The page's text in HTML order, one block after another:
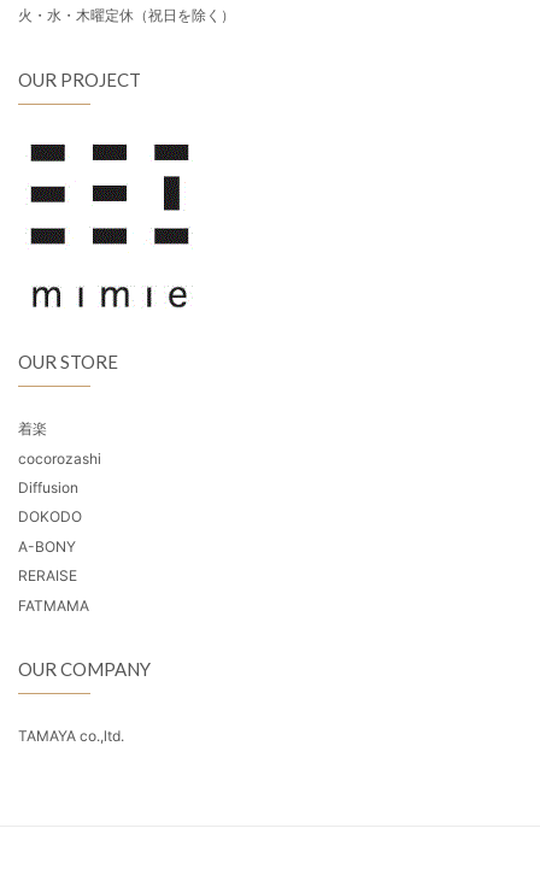
火・水・木曜定休（祝日を除く）
OUR PROJECT
OUR STORE
着楽
cocorozashi
Diffusion
DOKODO
A-BONY
RERAISE
FATMAMA
OUR COMPANY
TAMAYA co.,ltd.